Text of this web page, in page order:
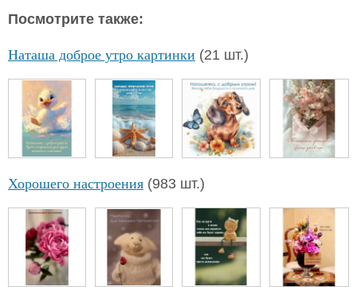
Посмотрите также:
Наташа доброе утро картинки (21 шт.)
Хорошего настроения (983 шт.)